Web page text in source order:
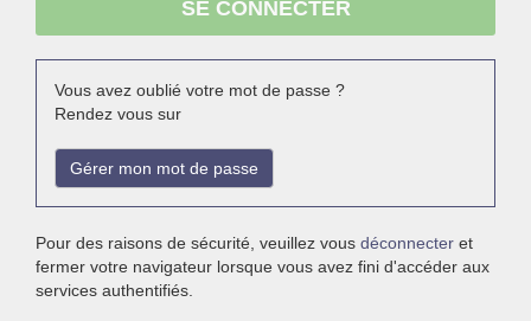
Vous avez oublié votre mot de passe ?
Rendez vous sur
Gérer mon mot de passe
Pour des raisons de sécurité, veuillez vous déconnecter et
fermer votre navigateur lorsque vous avez fini d'accéder aux
services authentifiés.